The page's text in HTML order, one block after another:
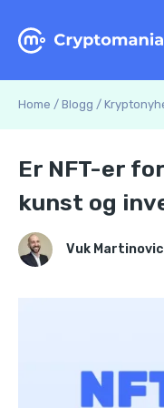
Home / Blogg /
Er NFT-er
kunst og
Vuk Martinovic